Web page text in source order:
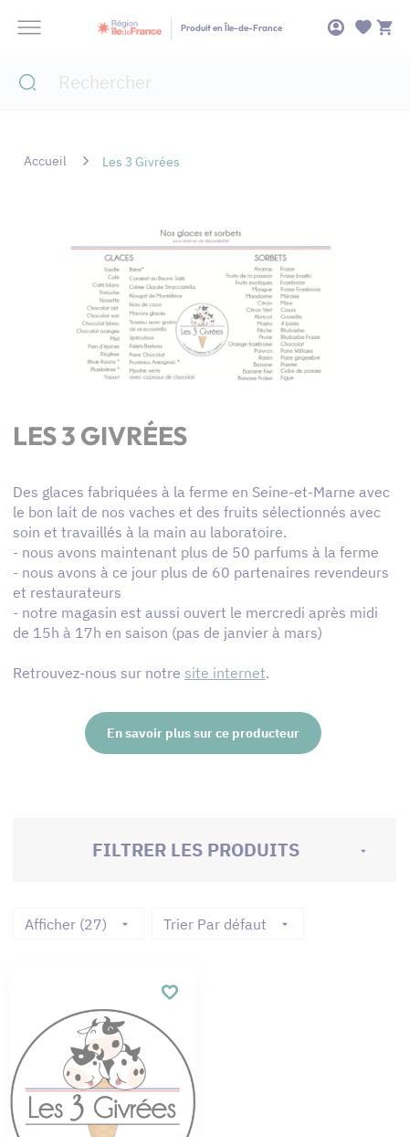
Produit en Île-de-France
Accueil Les 3 Givrées
LES 3 GIVRÉES
Des glaces fabriquées à la ferme en Seine-et-Marne avec
le bon lait de nos vaches et des fruits sélectionnés avec
soin et travaillés à la main au laboratoire.
- nous avons maintenant plus de 50 parfums à la ferme
- nous avons à ce jour plus de 60 partenaires revendeurs
et restaurateurs
- notre magasin est aussi ouvert le mercredi après midi
de 15h à 17h en saison (pas de janvier à mars)
Retrouvez-nous sur notre site internet.
En savoir plus sur ce producteur
FILTRER LES PRODUITS
Afficher (27) Trier Par défaut